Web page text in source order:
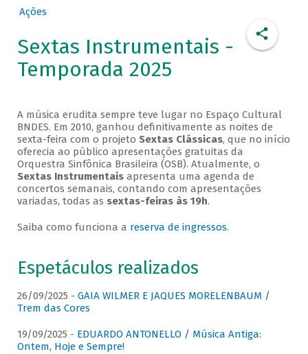
Ações
Sextas Instrumentais -
Temporada 2025
A música erudita sempre teve lugar no Espaço Cultural
BNDES. Em 2010, ganhou definitivamente as noites de
sexta-feira com o projeto Sextas Clássicas, que no início
oferecia ao público apresentações gratuitas da
Orquestra Sinfônica Brasileira (OSB). Atualmente, o
Sextas Instrumentaisapresenta uma agenda de
concertos semanais, contando com apresentações
variadas, todas as sextas-feiras às 19h.
Saiba como funciona a reserva de ingressos.
Espetáculos realizados
26/09/2025 - GAIA WILMER E JAQUES MORELENBAUM /
Trem das Cores
19/09/2025 - EDUARDO ANTONELLO / Música Antiga:
Ontem, Hoje e Sempre!